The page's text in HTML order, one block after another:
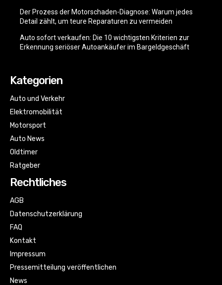
Der Prozess der Motorschaden-Diagnose: Warum jedes
Detail zählt, um teure Reparaturen zu vermeiden
Auto sofort verkaufen: Die 10 wichtigsten Kriterien zur
Erkennung seriöser Autoankäufer im Bargeldgeschäft
Kategorien
Auto und Verkehr
Elektromobilität
Motorsport
Auto News
Oldtimer
Ratgeber
Rechtliches
AGB
Datenschutzerklärung
FAQ
Kontakt
Impressum
Pressemitteilung veröffentlichen
News